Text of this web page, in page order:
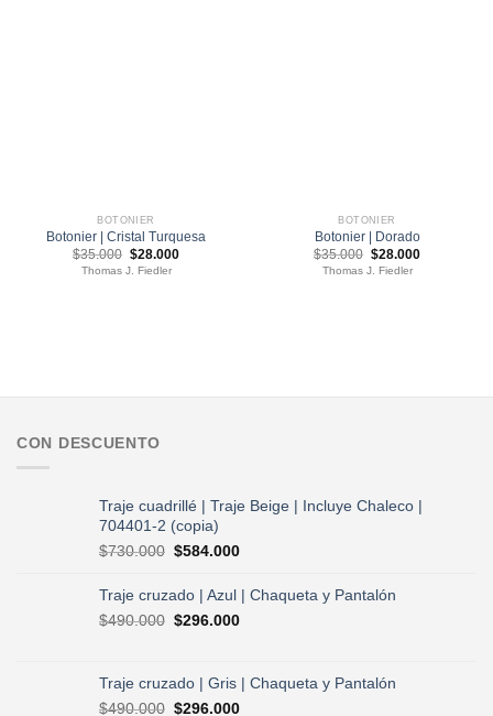
BOTONIER
Botonier | Cristal Turquesa
$35.000 El
precio
original
$28.000El
Thomas J. Fiedler
BOTONIER
Botonier | Dorado
$35.000 El
precio
original
$28.000El
Thomas J. Fiedler
CON DESCUENTO
Traje cuadrillé | Traje Beige | Incluye Chaleco |
704401-2 (copia)
$730.000 El
original
era:
$730.000.
$584.000El
actual
es:
Traje cruzado | Azul | Chaqueta y Pantalón
$490.000 El
era:
$490.000.
$296.000El
es:
Traje cruzado | Gris | Chaqueta y Pantalón
$490.000 El
$296.000El